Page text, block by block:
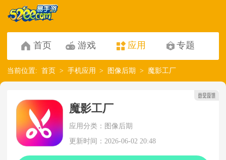
首页 游戏 应用 专题
当前位置: 首页 手机应用 图像后期 魔影工厂
魔影工厂
应用分类：图像后期
更新时间：2026-06-02 20:48